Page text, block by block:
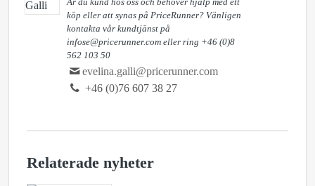
köp eller att synas på PriceRunner? Vänligen
kontakta vår kundtjänst på
infose@pricerunner.com eller ring +46 (0)8
562 103 50
evelina.galli@pricerunner.com
+46 (0)76 607 38 27
Relaterade nyheter